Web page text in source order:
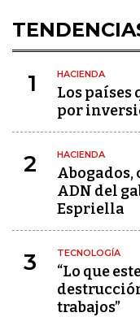
1 HACIENDA
Los países
por
2 HACIENDA
Abogados,
ADN del
Espriella
3 TECNOLOGÍA
“Lo que
trabajos”